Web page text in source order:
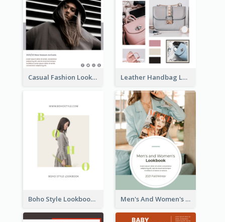
Casual Fashion Lookbook Leather Handbag Lookbook
Boho Style Lookbook Men's And Women's Lookbook